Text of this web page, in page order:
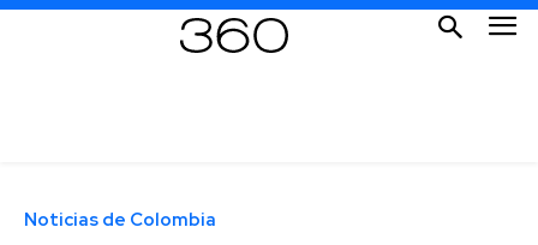
Noticias de Colombia